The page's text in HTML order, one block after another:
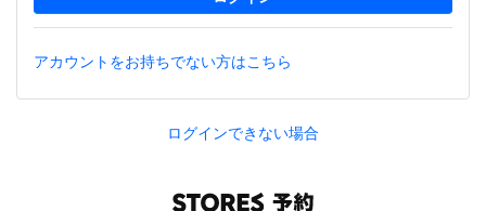
アカウントをお持ちでない方はこちら
ログインできない場合